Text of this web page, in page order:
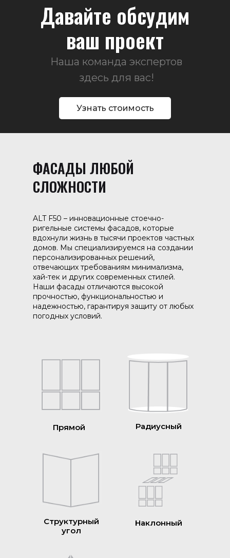
Давайте обсудим
ваш проект
Наша команда экспертов
здесь для вас!
Узнать стоимость
Структурный
угол
Наклонный
Прямой
ФАСАДЫ ЛЮБОЙ
СЛОЖНОСТИ
ALT F50 – инновационные стоечно-
ригельные системы фасадов, которые
вдохнули жизнь в тысячи проектов частных
домов. Мы специализируемся на создании
персонализированных решений,
отвечающих требованиям минимализма,
хай-тек и других современных стилей.
Наши фасады отличаются высокой
прочностью, функциональностью и
надежностью, гарантируя защиту от любых
погодных условий.
Радиусный